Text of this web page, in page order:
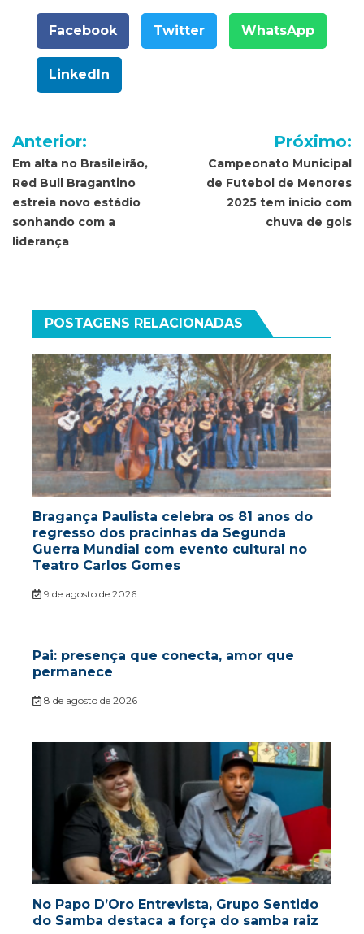
Facebook Twitter WhatsApp
LinkedIn
Navegação
de
Post
Anterior:
Em alta no Brasileirão,
Red Bull Bragantino
estreia novo estádio
sonhando com a
liderança
Próximo:
Campeonato Municipal
de Futebol de Menores
2025 tem início com
chuva de gols
POSTAGENS RELACIONADAS
Bragança Paulista celebra os 81 anos do
regresso dos pracinhas da Segunda
Guerra Mundial com evento cultural no
Teatro Carlos Gomes
9 de agosto de 2026
Pai: presença que conecta, amor que
permanece
8 de agosto de 2026
No Papo D’Oro Entrevista, Grupo Sentido
do Samba destaca a força do samba raiz